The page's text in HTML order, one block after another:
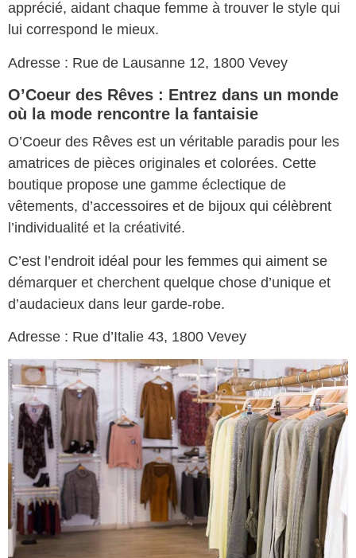
apprécié, aidant chaque femme à trouver le style qui
lui correspond le mieux.
Adresse : Rue de Lausanne 12, 1800 Vevey
O’Coeur des Rêves : Entrez dans un monde
où la mode rencontre la fantaisie
O’Coeur des Rêves est un véritable paradis pour les
amatrices de pièces originales et colorées. Cette
boutique propose une gamme éclectique de
vêtements, d’accessoires et de bijoux qui célèbrent
l’individualité et la créativité.
C’est l’endroit idéal pour les femmes qui aiment se
démarquer et cherchent quelque chose d’unique et
d’audacieux dans leur garde-robe.
Adresse : Rue d’Italie 43, 1800 Vevey